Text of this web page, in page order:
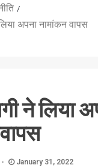
अपना नामांकन वापस
ने लिया
January 31, 2022